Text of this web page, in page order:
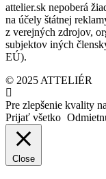
attelier.sk nepoberá
na účely štátnej
z verejných zdrojov,
subjektov iných
EÚ).
© 2025 ATTELIÉR
Pre zlepšenie kvality
Prijať všetko
Close